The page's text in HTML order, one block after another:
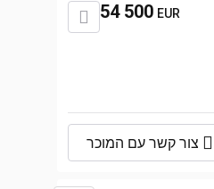
54 500 EUR
צור קשר עם המוכר